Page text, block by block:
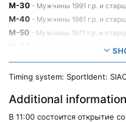
М-30 - Мужчины 1991 г.р. и
М-40 - Мужчины 1981 г.р. и
М-50 - Мужчины 1971 г.р. и
- Мужчины 1961 г.р. и
-
Timing system: SportIdent:
Additional information
В 11:00 состоится открытие